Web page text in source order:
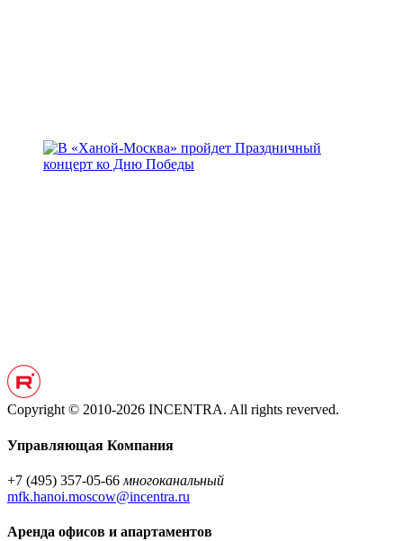
Copyright © 2010-2026 INCENTRA. All rights reverved.
Управляющая Компания
+7 (495) 357-05-66 многоканальный
mfk.hanoi.moscow@incentra.ru
Аренда офисов и апартаментов